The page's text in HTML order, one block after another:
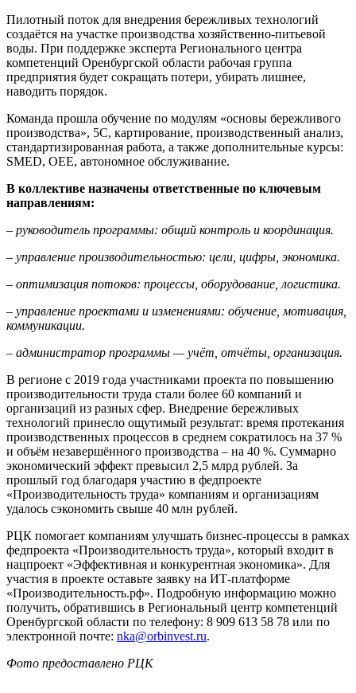
Пилотный поток для внедрения бережливых технологий
создаётся на участке производства хозяйственно-питьевой
воды. При поддержке эксперта Регионального центра
компетенций Оренбургской области рабочая группа
предприятия будет сокращать потери, убирать лишнее,
наводить порядок.
Команда прошла обучение по модулям «основы бережливого
производства», 5С, картирование, производственный анализ,
стандартизированная работа, а также дополнительные курсы:
SMED, OEE, автономное обслуживание.
В коллективе назначены ответственные по ключевым
направлениям:
– руководитель программы: общий контроль и координация.
– управление производительностью: цели, цифры, экономика.
– оптимизация потоков: процессы, оборудование, логистика.
– управление проектами и изменениями: обучение, мотивация,
коммуникации.
– администратор программы — учёт, отчёты, организация.
В регионе с 2019 года участниками проекта по повышению
производительности труда стали более 60 компаний и
организаций из разных сфер. Внедрение бережливых
технологий принесло ощутимый результат: время протекания
производственных процессов в среднем сократилось на 37 %
и объём незавершённого производства – на 40 %. Суммарно
экономический эффект превысил 2,5 млрд рублей. За
прошлый год благодаря участию в федпроекте
«Производительность труда» компаниям и организациям
удалось сэкономить свыше 40 млн рублей.
РЦК помогает компаниям улучшать бизнес-процессы в рамках
федпроекта «Производительность труда», который входит в
нацпроект «Эффективная и конкурентная экономика». Для
участия в проекте оставьте заявку на ИТ-платформе
«Производительность.рф». Подробную информацию можно
получить, обратившись в Региональный центр компетенций
Оренбургской области по телефону: 8 909 613 58 78 или по
электронной почте: nka@orbinvest.ru.
Фото предоставлено РЦК